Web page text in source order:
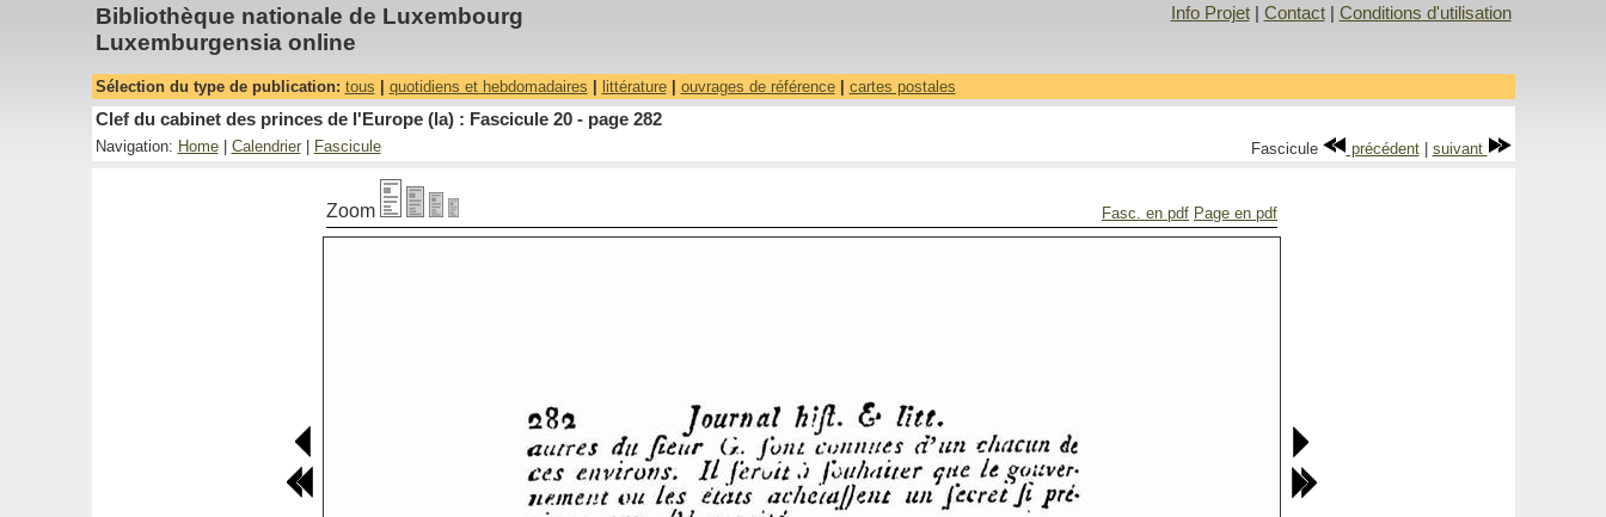
Bibliothèque nationale de Luxembourg
Luxemburgensia online
Info Projet| Contact| Conditions d'utilisation
Sélection du type de publication: tous quotidiens et hebdomadaires littérature| ouvrages de référence| cartes postales
Clef du cabinet des princes de l'Europe (la) : Fascicule 20 - page 282
Navigation: Home| Calendrier| Fascicule Fascicule précédent| suivant
Zoom Fasc. en pdf Page en pdf